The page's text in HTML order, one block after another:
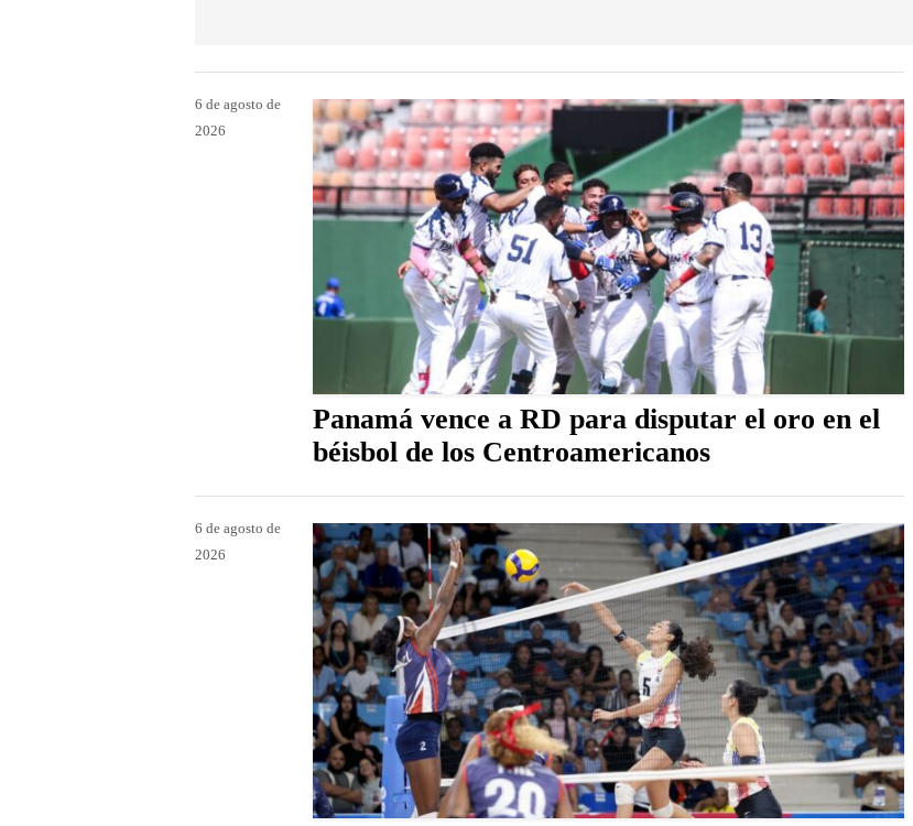
6 de agosto de
2026
Panamá vence a RD para disputar el oro en el
béisbol de los Centroamericanos
6 de agosto de
2026